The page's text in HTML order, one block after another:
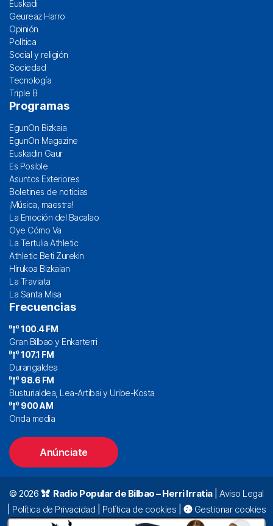
Euskadi
Geureaz Harro
Opinión
Política
Social y religión
Sociedad
Tecnología
Triple B
Programas
EgunOn Bizkaia
EgunOn Magazine
Euskadin Gaur
Es Posible
Asuntos Exteriores
Boletines de noticias
¡Música, maestra!
La Emoción del Bacalao
Oye Cómo Va
La Tertulia Athletic
Athletic Beti Zurekin
Hirukoa Bizkaian
La Traviata
La Santa Misa
Frecuencias
100.4 FM
Gran Bilbao y Enkarterri
107.1 FM
Durangaldea
98.6 FM
Busturialdea, Lea-Artibai y Uribe-Kosta
900 AM
Onda media
Anúnciate
© 2026 Radio Popular de Bilbao – Herri Irratia| Aviso Legal
Política de Privacidad Política de cookies
Gestionar cookies